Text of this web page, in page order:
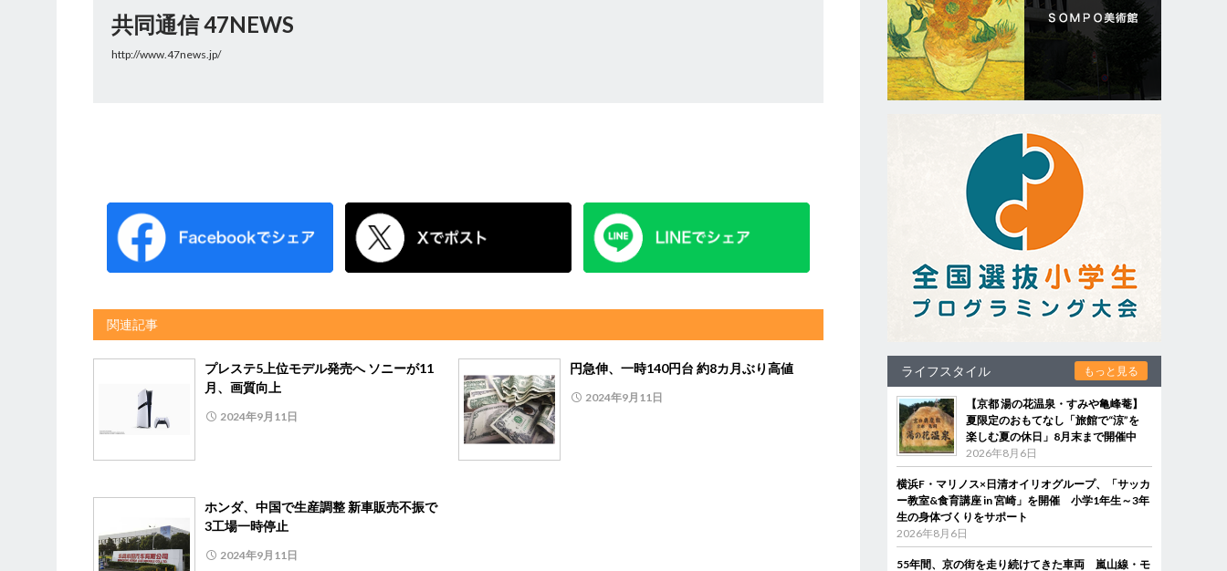
共同通信 47NEWS
http://www.47news.jp/
関連記事
プレステ5上位モデル発売へ ソニーが11
月、画質向上
2024年9月11日
円急伸、一時140円台 約8カ月ぶり高値
2024年9月11日
ホンダ、中国で生産調整 新車販売不振で
3工場一時停止
2024年9月11日
ライフスタイル もっと見る
【京都 湯の花温泉・すみや亀峰菴】
夏限定のおもてなし「旅館で“涼”を
楽しむ夏の休日」8月末まで開催中
2026年8月6日
横浜F・マリノス×日清オイリオグループ、「サッカ
ー教室&食育講座 in 宮崎」を開催 小学1年生～3年
生の身体づくりをサポート
2026年8月6日
55年間、京の街を走り続けてきた車両 嵐山線・モ